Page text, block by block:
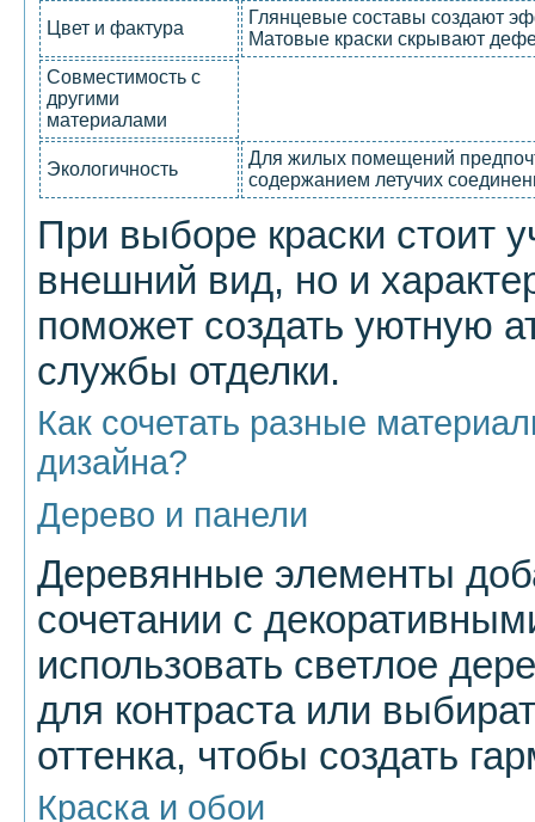
Цвет и фактура
Глянцевые составы создают
Матовые краски скрывают
Совместимость с
другими
материалами
Экологичность
Для жилых помещений
содержанием летучих
При выборе краски стоит
внешний вид, но и
поможет создать уютную
службы отделки.
Как сочетать разные
дизайна?
Дерево и панели
Деревянные элементы
сочетании с
использовать светлое
для контраста или
оттенка, чтобы создать
Краска и обои